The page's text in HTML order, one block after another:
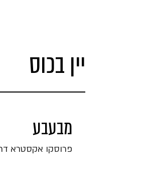
יין בכוס
מבעבע
פרוסקו אקסטרא